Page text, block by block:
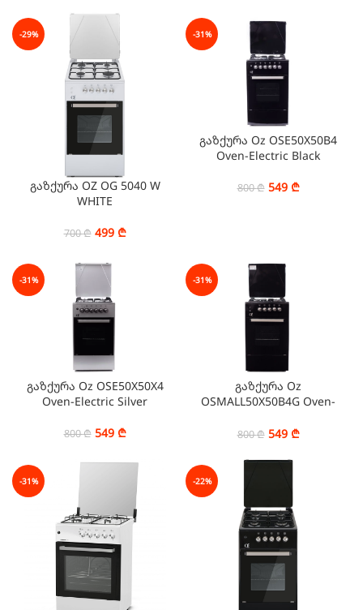
-29%
გაზქურა OZ OG 5040 W
WHITE
700₾ 499 ₾
-31%
გაზქურა Oz OSE50X50B4
Oven-Electric Black
800₾ 549 ₾
-31%
გაზქურა Oz OSE50X50X4
Oven-Electric Silver
800₾ 549 ₾
-31%
გაზქურა Oz
OSMALL50X50B4G Oven-
800₾ 549 ₾
-31% -22%